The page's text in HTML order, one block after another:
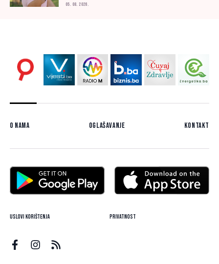
05. 08. 2026.
O nama Oglašavanje Kontakt
Uslovi korištenja Privatnost